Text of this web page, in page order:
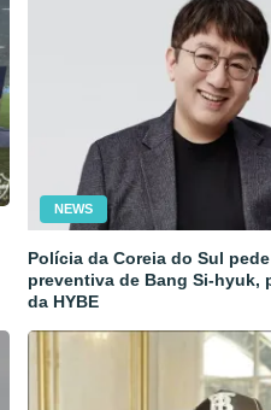
NEWS
Polícia da Coreia do Sul
preventiva de Bang Si-hyuk,
da HYBE